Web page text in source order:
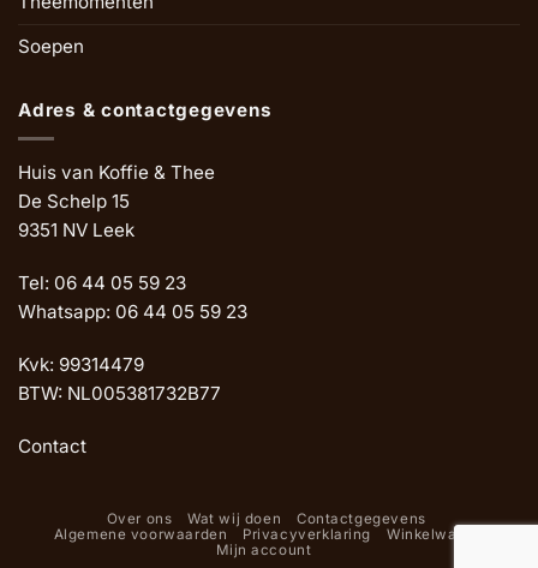
Soepen
Adres & contactgegevens
Huis van Koffie & Thee
De Schelp 15
9351 NV Leek
Tel: 06 44 05 59 23
Whatsapp: 06 44 05 59 23
Kvk: 99314479
BTW: NL005381732B77
Contact
Over ons Wat wij doen
Contactgegevens
Algemene voorwaarden
Privacyverklaring
Winkelwagen
Mijn account